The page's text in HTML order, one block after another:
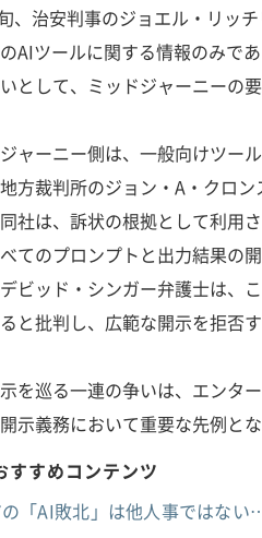
、治安判事のジョエル・リッ
AIツールに関する情報のみで
として、ミッドジャーニーの
ャーニー側は、一般向けツー
方裁判所のジョン・A・クロ
社は、訴状の根拠として利用
てのプロンプトと出力結果の
ビッド・シンガー弁護士は、
と批判し、広範な開示を拒否す
を巡る一連の争いは、エンタ
示義務において重要な先例とな
すめコンテンツ
「AI敗北」は他人事ではな